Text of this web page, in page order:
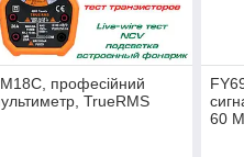
професійний
TrueRMS
60